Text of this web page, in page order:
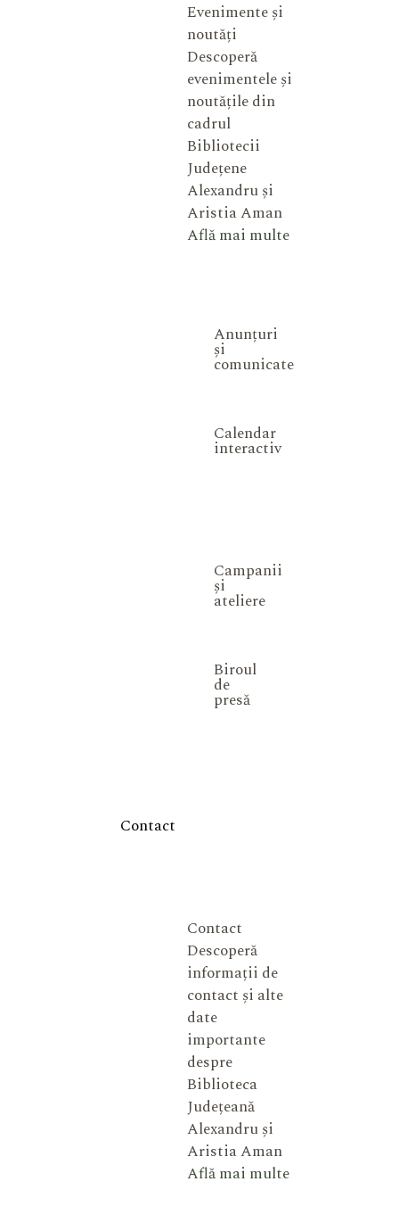
Evenimente și
noutăți
Descoperă
evenimentele și
noutățile din
cadrul
Bibliotecii
Județene
Alexandru și
Aristia Aman
Află mai multe
Anunțuri
și
comunicate
Calendar
interactiv
Campanii
și
ateliere
Biroul
de
presă
Contact
Contact
Descoperă
informații de
contact și alte
date
importante
despre
Biblioteca
Județeană
Alexandru și
Aristia Aman
Află mai multe